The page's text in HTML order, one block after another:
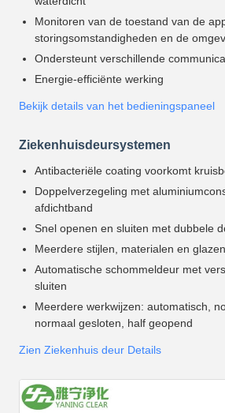
Monitoren van de toestand van de
storingsomstandigheden en de
Ondersteunt verschillende
Energie-efficiënte werking
Bekijk details van het bedieningspaneel
Ziekenhuisdeursystemen
Antibacteriële coating voorkomt
Doppelverzegeling met
afdichtband
Snel openen en sluiten met dubbele
Meerdere stijlen, materialen en
Automatische schommeldeur met
sluiten
Meerdere werkwijzen: automatisch,
normaal gesloten, half geopend
Zien Ziekenhuis deur Details